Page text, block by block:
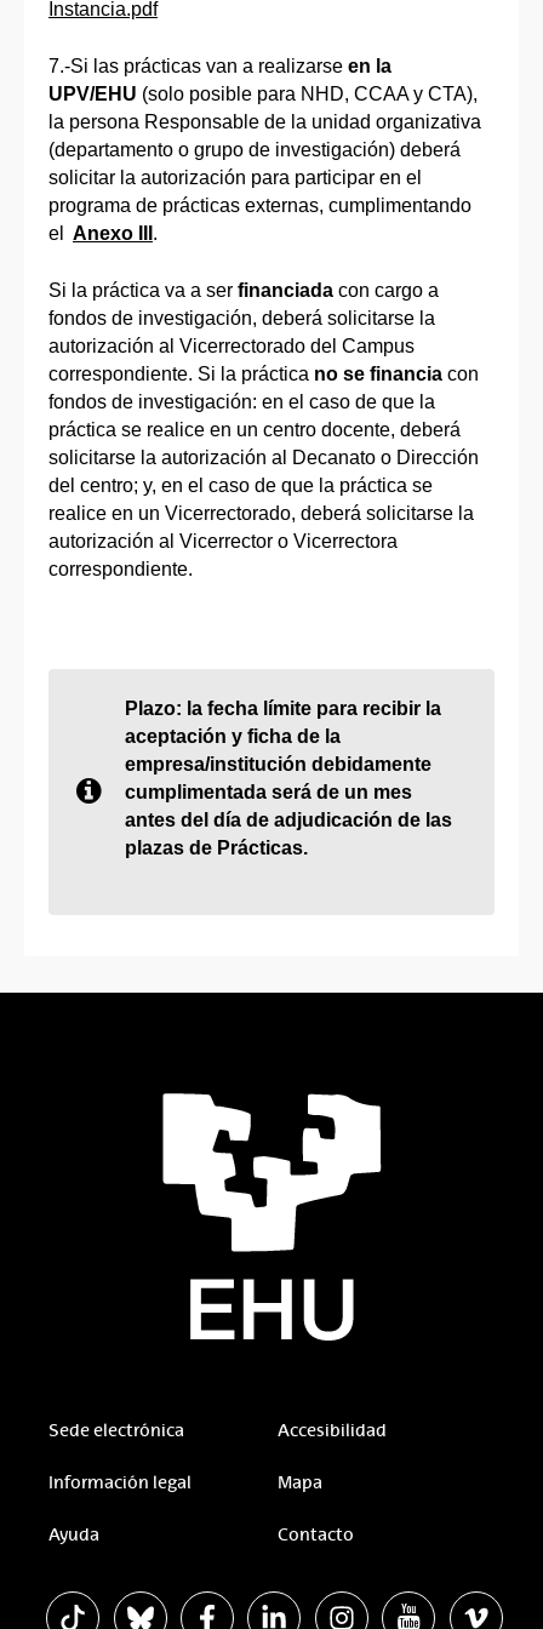
Instancia.pdf
7.-Si las prácticas van a realizarse en la
UPV/EHU (solo posible para NHD, CCAA y CTA),
la persona Responsable de la unidad organizativa
(departamento o grupo de investigación) deberá
solicitar la autorización para participar en el
programa de prácticas externas, cumplimentando
el
Anexo III .
Si la práctica va a ser financiada con cargo a
fondos de investigación, deberá solicitarse la
autorización al Vicerrectorado del Campus
correspondiente. Si la práctica no se financia con
fondos de investigación: en el caso de que la
práctica se realice en un centro docente, deberá
solicitarse la autorización al Decanato o Dirección
del centro; y, en el caso de que la práctica se
realice en un Vicerrectorado, deberá solicitarse la
autorización al Vicerrector o Vicerrectora
correspondiente.
Plazo: la fecha límite para recibir la
aceptación y ficha de la
empresa/institución debidamente
cumplimentada será de un mes
antes del día de adjudicación de las
plazas de Prácticas.
Sede electrónica Accesibilidad
Información legal Mapa
Ayuda Contacto